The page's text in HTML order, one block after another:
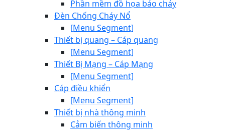
Phần mềm đồ họa báo cháy
Đèn Chống Cháy Nổ
[Menu Segment]
Thiết bị quang – Cáp quang
[Menu Segment]
Thiết Bị Mạng – Cáp Mạng
[Menu Segment]
Cáp điều khiển
[Menu Segment]
Thiết bị nhà thông minh
Cảm biến thông minh